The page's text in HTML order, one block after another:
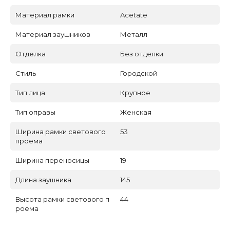
Материал рамки Acetate
Материал заушников Металл
Отделка Без отделки
Стиль Городской
Тип лица Крупное
Тип оправы Женская
Ширина рамки светового
проема
53
Ширина переносицы 19
Длина заушника 145
Высота рамки светового п
роема
44